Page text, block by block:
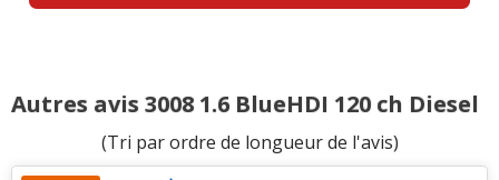
Autres avis 3008 1.6 BlueHDI 120 ch Diesel
(Tri par ordre de longueur de l'avis)